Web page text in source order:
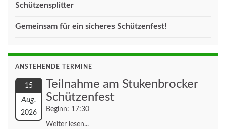
Schützensplitter
Gemeinsam für ein sicheres Schützenfest!
ANSTEHENDE TERMINE
15
Aug.
2026
Teilnahme am Stukenbrocker
Schützenfest
Beginn: 17:30
Weiter lesen...